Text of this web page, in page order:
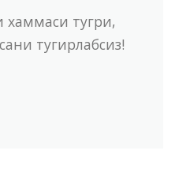
тугри,
тугирлабсиз!